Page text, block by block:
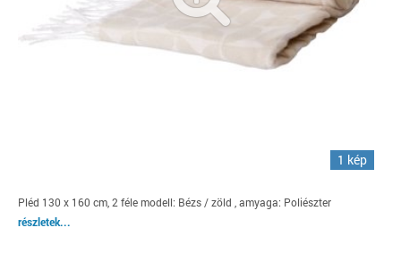
1 kép
Pléd 130 x 160 cm, 2 féle modell: Bézs / zöld , amyaga: Poliészter
részletek...